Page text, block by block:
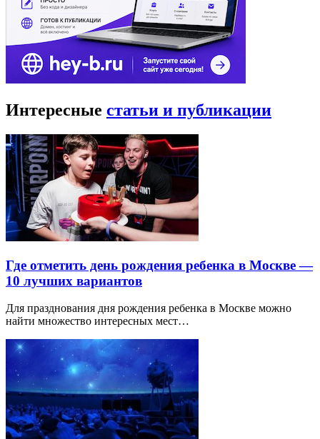
Интересные статьи и публикации
Где отметить день рождения ребенка в Москве —
10 лучших вариантов
Для празднования дня рождения ребенка в Москве можно
найти множество интересных мест…